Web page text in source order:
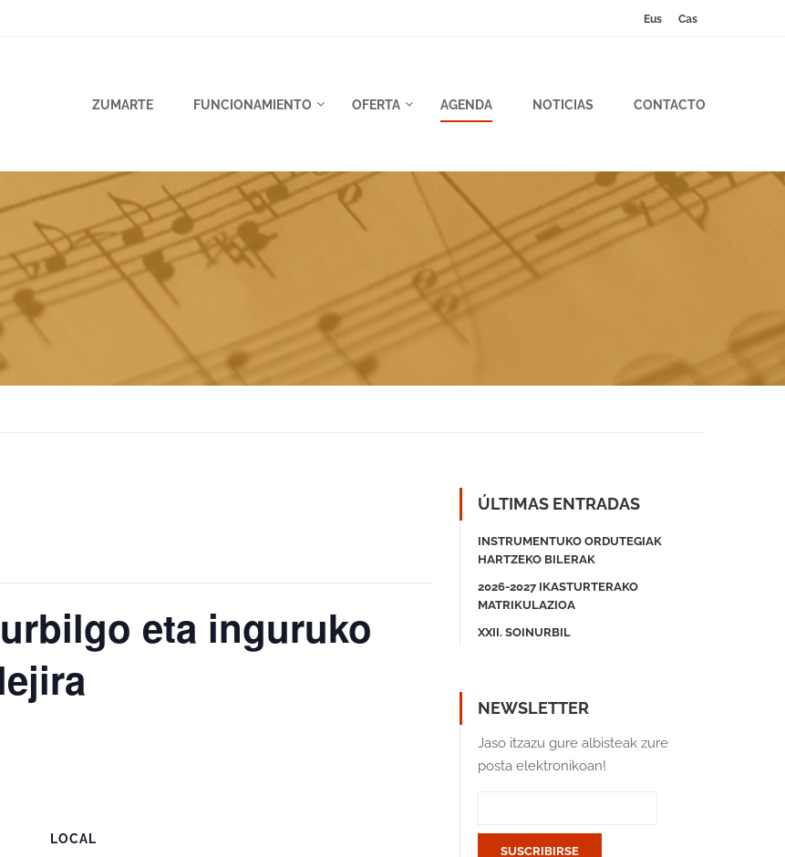
Eus Cas
ZUMARTE FUNCIONAMIENTO OFERTA AGENDA NOTICIAS CONTACTO
eta inguruko
LOCAL
ÚLTIMAS ENTRADAS
INSTRUMENTUKO ORDUTEGIAK
HARTZEKO BILERAK
2026-2027 IKASTURTERAKO
MATRIKULAZIOA
XXII. SOINURBIL
NEWSLETTER
Jaso itzazu gure albisteak zure
posta elektronikoan!